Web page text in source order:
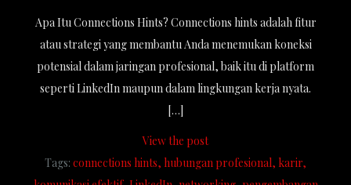
Apa Itu Connections Hints? Connections hints adalah fitur
atau strategi yang membantu Anda menemukan koneksi
potensial dalam jaringan profesional, baik itu di platform
seperti LinkedIn maupun dalam lingkungan kerja nyata.
[…]
View the post
Tags: connections hints hubungan profesional karir